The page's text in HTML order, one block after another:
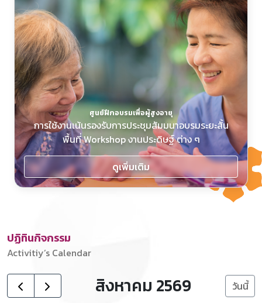
ศูนย์ฝึกอบรมเพื่อผู้สูงอายุ
การใช้งานเน้นรองรับการประชุมสัมมนาอบรมระยะสั้น
พื้นที่ Workshop งานประดิษฐ์ ต่าง ๆ
ดูเพิ่มเติม
ปฏิทินกิจกรรม
Activitiy’s Calendar
สิงหาคม 2569 วันนี้